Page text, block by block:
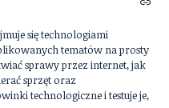
się technologiami
tematów na prosty
sprawy przez internet, jak
sprzęt oraz
technologiczne i testuje je,